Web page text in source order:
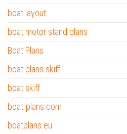
boat layout
boat motor stand plans
Boat Plans
boat plans skiff
boat skiff
boat-plans.com
boatplans.eu